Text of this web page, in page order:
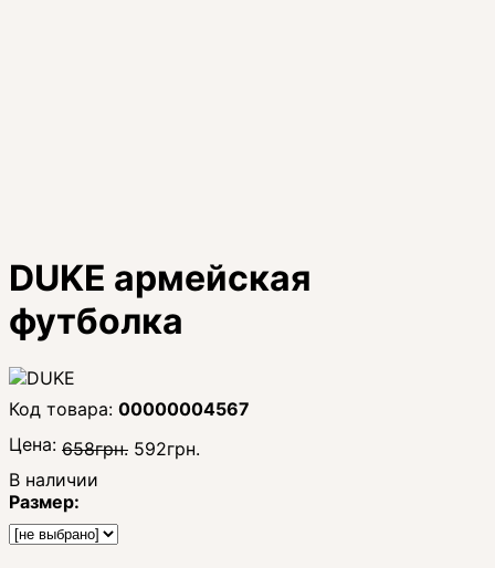
DUKE армейская
футболка
00000004567
Цена: 658грн. 592грн.
В наличии
Размер: